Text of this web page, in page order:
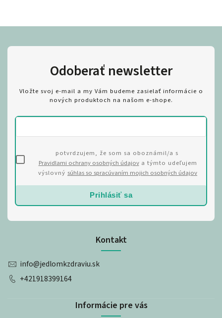
Kontakt
info@jedlomkzdraviu.sk
+421918399164
Informácie pre vás
Odoberať newsletter
Vložte svoj e-mail a my Vám budeme zasielať informácie o
nových produktoch na našom e-shope.
potvrdzujem, že som sa oboznámil/a s
Pravidlami ochrany osobných údajova týmto udeľujem
výslovný súhlas so spracúvaním mojich osobných údajov
Prihlásiť sa